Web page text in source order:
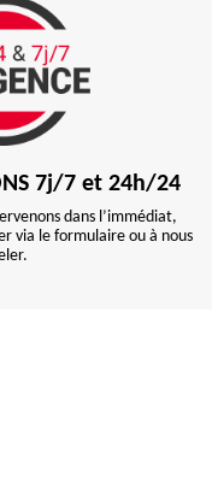
7j/7 et 24h/24
dans l’immédiat,
via le formulaire ou à nous